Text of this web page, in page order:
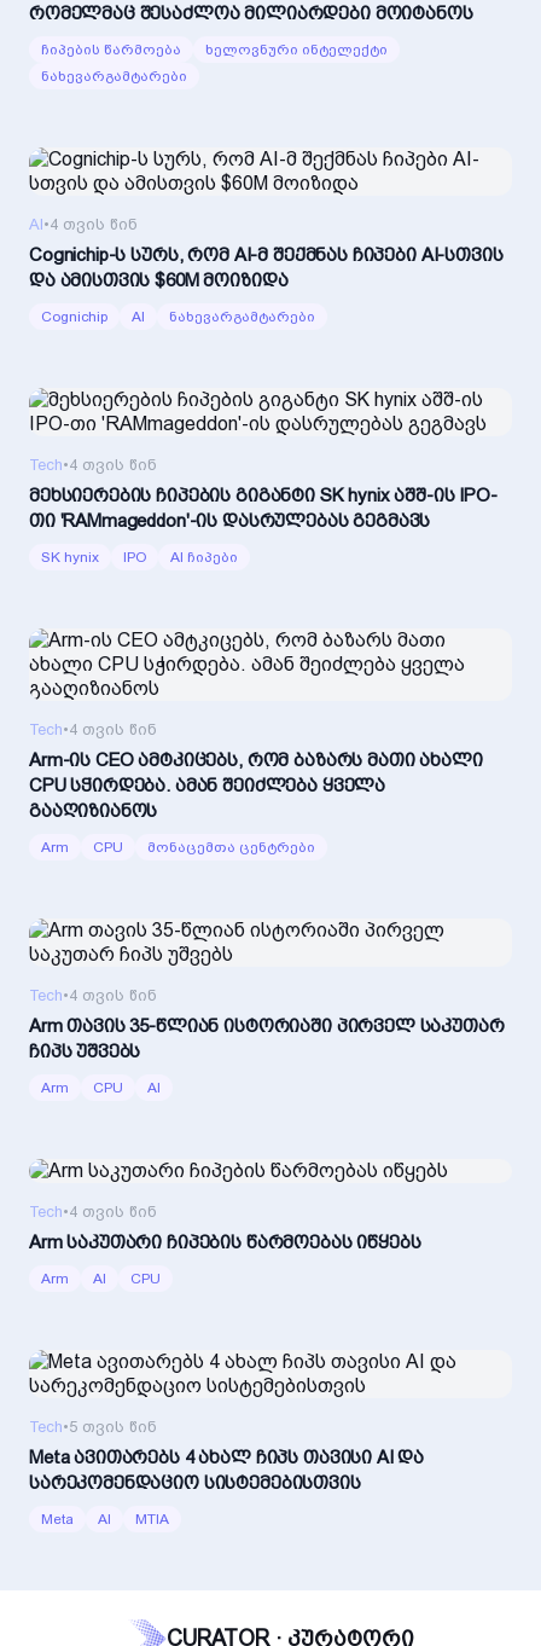
რომელმაც შესაძლოა მილიარდები მოიტანოს
ჩიპების წარმოება
ხელოვნური ინტელექტი
ნახევარგამტარები
AI•4 თვის წინ
Cognichip-ს სურს, რომ AI-მ შექმნას ჩიპები AI-სთვის
და ამისთვის $60M მოიზიდა
Cognichip AI ნახევარგამტარები
Tech•4 თვის წინ
მეხსიერების ჩიპების გიგანტი SK hynix აშშ-ის IPO-
თი 'RAMmageddon'-ის დასრულებას გეგმავს
SK hynix IPO AI ჩიპები
Tech•4 თვის წინ
Arm-ის CEO ამტკიცებს, რომ ბაზარს მათი ახალი
CPU სჭირდება. ამან შეიძლება ყველა
გააღიზიანოს
Arm CPU მონაცემთა ცენტრები
Tech•4 თვის წინ
Arm თავის 35-წლიან ისტორიაში პირველ საკუთარ
ჩიპს უშვებს
Arm CPU AI
Tech•4 თვის წინ
Arm საკუთარი ჩიპების წარმოებას იწყებს
Arm AI CPU
Tech•5 თვის წინ
Meta ავითარებს 4 ახალ ჩიპს თავისი AI და
სარეკომენდაციო სისტემებისთვის
Meta AI MTIA
CURATOR · კურატორი